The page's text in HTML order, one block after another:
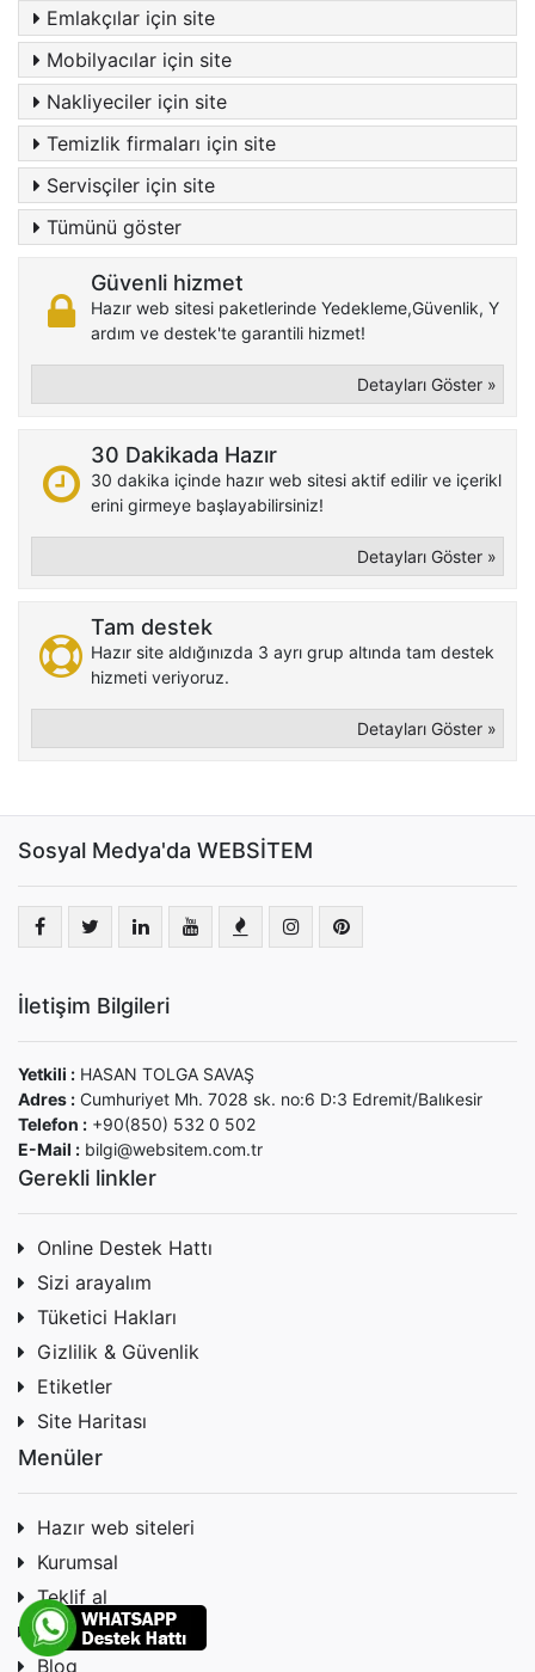
Emlakçılar için site
Mobilyacılar için site
Nakliyeciler için site
Temizlik firmaları için site
Servisçiler için site
Tümünü göster
Güvenli hizmet
Hazır web sitesi paketlerinde Yedekleme,Güvenlik, Y
ardım ve destek'te garantili hizmet!
Detayları Göster »
30 Dakikada Hazır
30 dakika içinde hazır web sitesi aktif edilir ve içerikl
erini girmeye başlayabilirsiniz!
Detayları Göster »
Tam destek
Hazır site aldığınızda 3 ayrı grup altında tam destek
hizmeti veriyoruz.
Detayları Göster »
Sosyal Medya'da WEBSİTEM
İletişim Bilgileri
Yetkili : HASAN TOLGA SAVAŞ
Adres : Cumhuriyet Mh. 7028 sk. no:6 D:3 Edremit/Balıkesir
Telefon : +90(850) 532 0 502
E-Mail : bilgi@websitem.com.tr
Gerekli linkler
Online Destek Hattı
Sizi arayalım
Tüketici Hakları
Gizlilik & Güvenlik
Etiketler
Site Haritası
Menüler
Hazır web siteleri
Kurumsal
Teklif al
Hesap numaraları
Blog